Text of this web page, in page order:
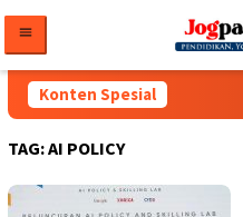
konten
Konten Spesial
TAG:AI POLICY